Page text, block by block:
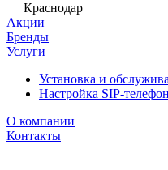
Краснодар
Акции
Бренды
Услуги
Установка и
Настройка SIP-
О компании
Контакты